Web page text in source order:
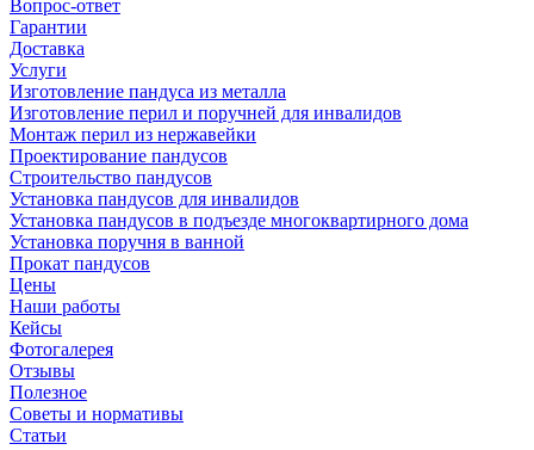
Вопрос-ответ
Гарантии
Доставка
Услуги
Изготовление пандуса из металла
Изготовление перил и поручней для инвалидов
Монтаж перил из нержавейки
Проектирование пандусов
Строительство пандусов
Установка пандусов для инвалидов
Установка пандусов в подъезде многоквартирного дома
Установка поручня в ванной
Прокат пандусов
Цены
Наши работы
Кейсы
Фотогалерея
Отзывы
Полезное
Советы и нормативы
Статьи